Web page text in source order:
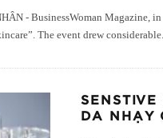
- BusinessWoman Magazine,
The event drew considerable
DA NHẠY